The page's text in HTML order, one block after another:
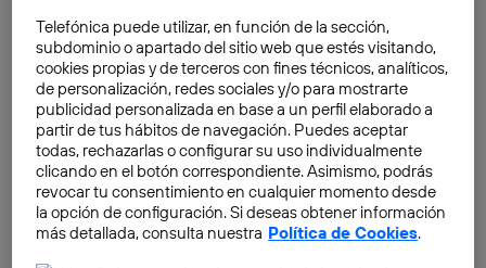
vulnerables al coronavirus?
Fran Castillo
Dejar de fumar favorece la
aparición de células
protectoras que regeneran
los pulmones
Telefónica puede utilizar, en función de la sección,
subdominio o apartado del sitio web que estés visitando,
cookies propias y de terceros con fines técnicos, analíticos,
de personalización, redes sociales y/o para mostrarte
publicidad personalizada en base a un perfil elaborado a
partir de tus hábitos de navegación. Puedes aceptar
todas, rechazarlas o configurar su uso individualmente
clicando en el botón correspondiente. Asimismo, podrás
revocar tu consentimiento en cualquier momento desde
la opción de configuración. Si deseas obtener información
más detallada, consulta nuestra Política de Cookies.